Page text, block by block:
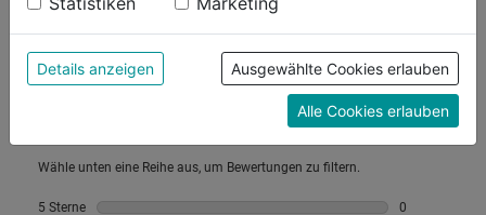
Durch Klick auf "Alle Cookies erlauben" stimmst du
der Verwendung aller Cookies zu. Unter "Details
anzeigen" findest du alle Infos zu den
unterschiedlichen Cookies, unter "Cookies
Konfigurieren" kannst du auswählen, welche Cookies
du zulassen möchtest und welche nicht.
Weitere Informationen findest du in unserer
Details anzeigen Ausgewählte Cookies erlauben
Alle Cookies erlauben